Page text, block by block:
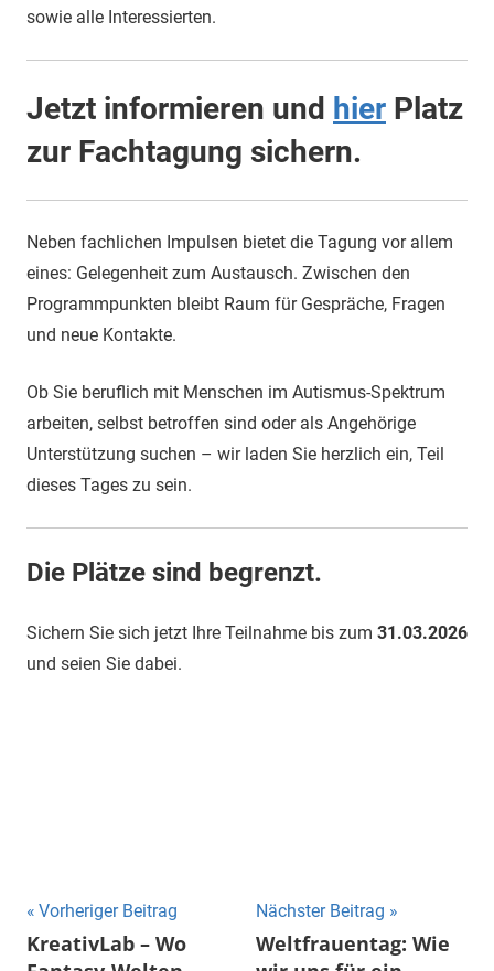
sowie alle Interessierten.
Jetzt informieren und hier Platz
zur Fachtagung sichern.
Neben fachlichen Impulsen bietet die Tagung vor allem
eines: Gelegenheit zum Austausch. Zwischen den
Programmpunkten bleibt Raum für Gespräche, Fragen
und neue Kontakte.
Ob Sie beruflich mit Menschen im Autismus-Spektrum
arbeiten, selbst betroffen sind oder als Angehörige
Unterstützung suchen – wir laden Sie herzlich ein, Teil
dieses Tages zu sein.
Die Plätze sind begrenzt.
Sichern Sie sich jetzt Ihre Teilnahme bis zum 31.03.2026
und seien Sie dabei.
Beitragsnavigation
Vorheriger Beitrag
KreativLab – Wo
Nächster Beitrag
Weltfrauentag: Wie